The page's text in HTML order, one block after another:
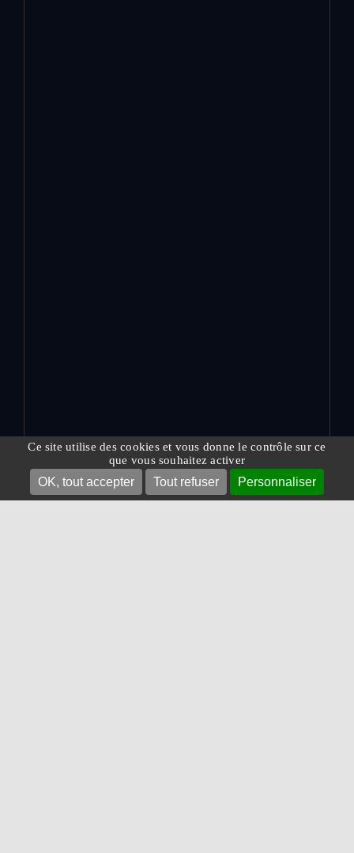
Ce site utilise des cookies et vous donne le contrôle sur ce
que vous souhaitez activer
OK, tout accepter Tout refuser Personnaliser